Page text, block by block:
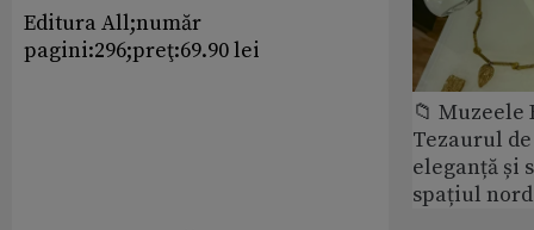
Editura All;număr
pagini:296;preţ:69.90 lei
📁 Muzeele
Tezaurul
eleganță și
spațiul